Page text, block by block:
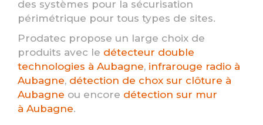
des systèmes pour la sécurisation
périmétrique pour tous types de sites.
Prodatec propose un large choix de
produits avec le détecteur double
technologies à Aubagne, infrarouge radio à
Aubagne, détection de chox sur clôture à
Aubagne ou encore détection sur mur
à Aubagne.